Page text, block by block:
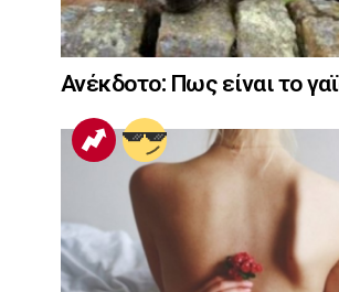
Ανέκδοτο: Πως είναι το